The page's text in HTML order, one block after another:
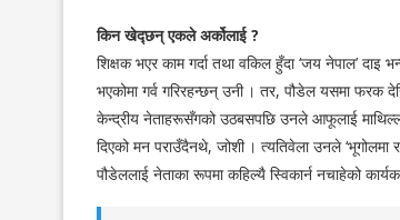
किन खेद्छन् एकले अर्कोलाई ?
शिक्षक भएर काम गर्दा तथा वकिल हुँदा ‘जय नेपाल’ दाइ
भएकोमा गर्व गरिरहन्छन् उनी । तर, पौडेल यसमा फरक
केन्द्रीय नेताहरूसँगको उठबसपछि उनले आफूलाई माथिल्लो
दिएको मन पराउँदैनथे, जोशी । त्यतिवेला उनले
पौडेललाई नेताका रूपमा कहिल्यै स्विकार्न नचाहेको